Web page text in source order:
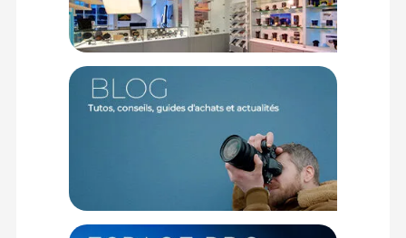
Construction robuste en aluminium
Fabriqué en aluminium, le monopode assure légèreté (1,58
kg) et solidité, tout en supportant une charge maximale de 10
Conçu pour fonctionner entre -30 °C et 70 °C, il est idéal pour
les tournages en extérieur, même dans des environnements
Caractéristiques du Sirui SVM-165P monopode
modulaire et base stabilisatrice 165 cm :